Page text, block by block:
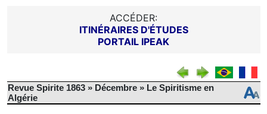
ACCÉDER:
ITINÉRAIRES D'ÉTUDES
PORTAIL IPEAK
Revue Spirite 1863 » Décembre » Le Spiritisme en
Algérie